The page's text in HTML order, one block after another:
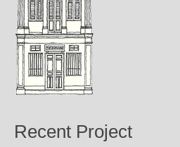
Recent Project